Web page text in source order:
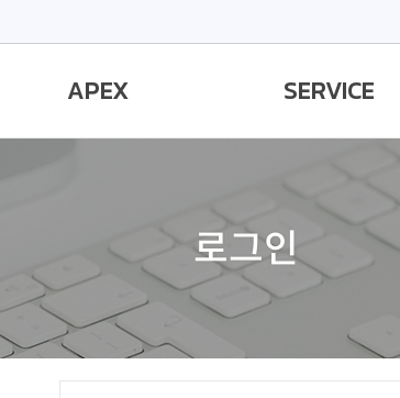
APEX SERVICE
로그인